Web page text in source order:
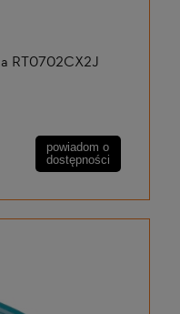
RT0702CX2J
powiadom o
dostępności